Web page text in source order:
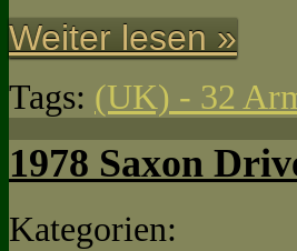
Weiter lesen »
Tags: (UK) - 32
1978 Saxon
Kategorien: